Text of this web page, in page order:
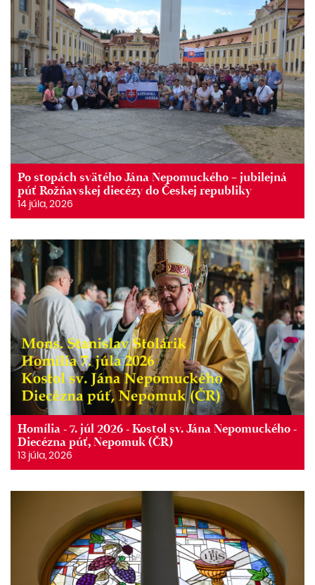
Po stopách svätého Jána Nepomuckého – jubilejná
púť Rožňavskej diecézy do Českej republiky
14 júla, 2026
Homília - 7. júl 2026 - Kostol sv. Jána Nepomuckého -
Diecézna púť, Nepomuk (ČR)
13 júla, 2026